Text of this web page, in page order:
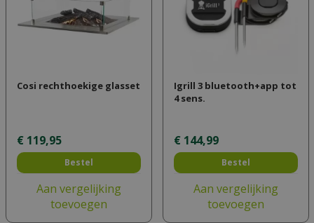
Cosi rechthoekige glasset
€ 119,95
Bestel
Aan vergelijking
toevoegen
Igrill 3 bluetooth+app tot
4 sens.
€ 144,99
Bestel
Aan vergelijking
toevoegen